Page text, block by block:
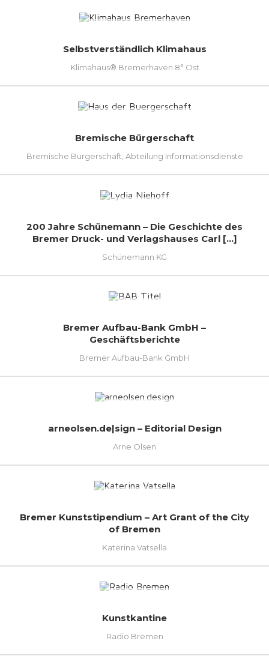
Selbstverständlich Klimahaus
Klimahaus® Bremerhaven 8° Ost
Bremische Bürgerschaft
Bremische Bürgerschaft, Abteilung Informationsdienste
200 Jahre Schünemann – Die Geschichte des
Bremer Druck- und Verlagshauses Carl [...]
Schünemann KG
Bremer Aufbau-Bank GmbH –
Geschäftsberichte
Bremer Aufbau-Bank GmbH
arneolsen.de|sign – Editorial Design
Arne Olsen
Bremer Kunststipendium – Art Grant of the City
of Bremen
Katerina Vatsella
Kunstkantine
Radio Bremen